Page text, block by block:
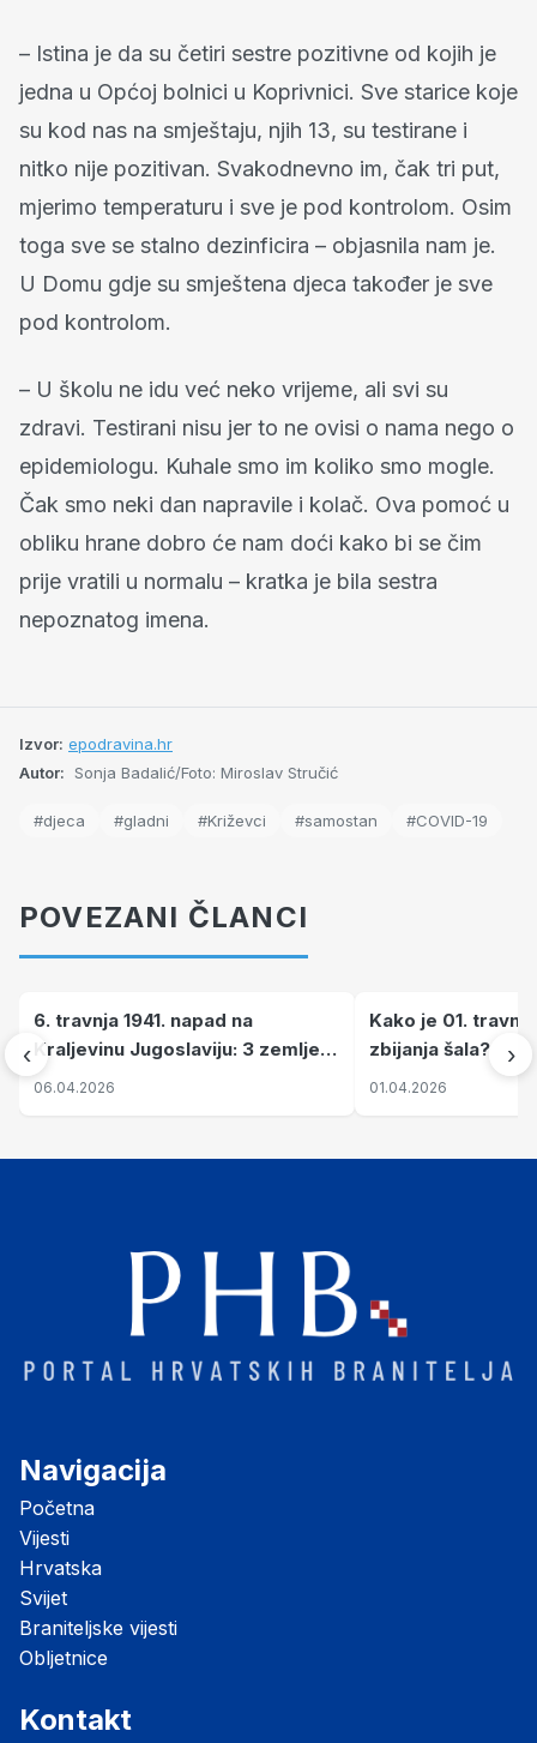
– Istina je da su četiri sestre pozitivne od kojih je
jedna u Općoj bolnici u Koprivnici. Sve starice koje
su kod nas na smještaju, njih 13, su testirane i
nitko nije pozitivan. Svakodnevno im, čak tri put,
mjerimo temperaturu i sve je pod kontrolom. Osim
toga sve se stalno dezinficira – objasnila nam je.
U Domu gdje su smještena djeca također je sve
pod kontrolom.
– U školu ne idu već neko vrijeme, ali svi su
zdravi. Testirani nisu jer to ne ovisi o nama nego o
epidemiologu. Kuhale smo im koliko smo mogle.
Čak smo neki dan napravile i kolač. Ova pomoć u
obliku hrane dobro će nam doći kako bi se čim
prije vratili u normalu – kratka je bila sestra
nepoznatog imena.
Izvor: epodravina.hr
Autor: Sonja Badalić/Foto: Miroslav Stručić
#djeca #gladni #Križevci #samostan #COVID-19
POVEZANI ČLANCI
‹
6. travnja 1941. napad na
Kraljevinu Jugoslaviju: 3 zemlje
nastale njenim raspadom
06.04.2026
Kako je 01.
zbijanja šala?
01.04.2026
›
Navigacija
Početna
Vijesti
Hrvatska
Svijet
Braniteljske vijesti
Obljetnice
Kontakt